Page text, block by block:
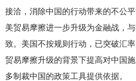
接洽，消除中国的行动带来的不公
美贸易摩擦进一步升级为金融战，
致。美国不按规则行动，已突破汇
贸易摩擦升级的背景下提高对中国
多制裁中国的政策工具提供依据。